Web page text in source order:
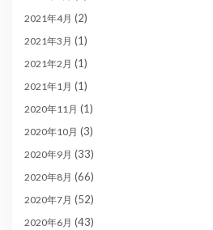
2021年4月 (2)
2021年3月 (1)
2021年2月 (1)
2021年1月 (1)
2020年11月 (1)
2020年10月 (3)
2020年9月 (33)
2020年8月 (66)
2020年7月 (52)
2020年6月 (43)